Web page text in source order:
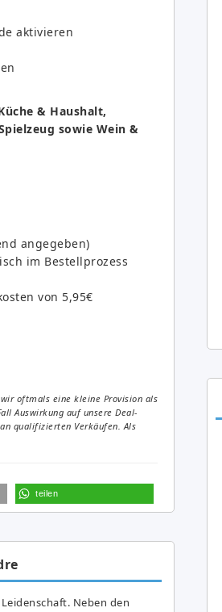
aktivieren
& Haushalt,
sowie Wein &
angegeben)
im Bestellprozess
von 5,95€
oftmals eine kleine Provision als
Auswirkung auf unsere Deal-
qualifizierten Verkäufen. Als
teilen
Neben den